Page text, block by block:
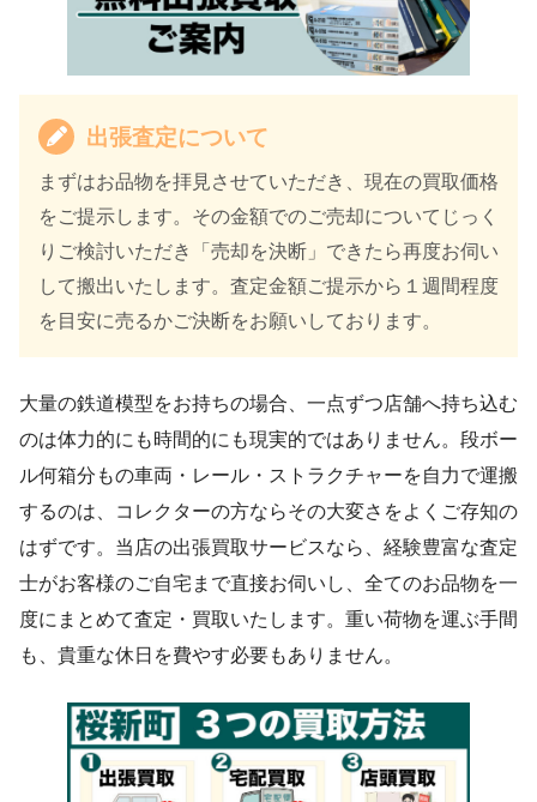
出張査定について
まずはお品物を拝見させていただき、現在の買取価格
をご提示します。その金額でのご売却についてじっく
りご検討いただき「売却を決断」できたら再度お伺い
して搬出いたします。査定金額ご提示から１週間程度
を目安に売るかご決断をお願いしております。
大量の鉄道模型をお持ちの場合、一点ずつ店舗へ持ち込む
のは体力的にも時間的にも現実的ではありません。段ボー
ル何箱分もの車両・レール・ストラクチャーを自力で運搬
するのは、コレクターの方ならその大変さをよくご存知の
はずです。当店の出張買取サービスなら、経験豊富な査定
士がお客様のご自宅まで直接お伺いし、全てのお品物を一
度にまとめて査定・買取いたします。重い荷物を運ぶ手間
も、貴重な休日を費やす必要もありません。